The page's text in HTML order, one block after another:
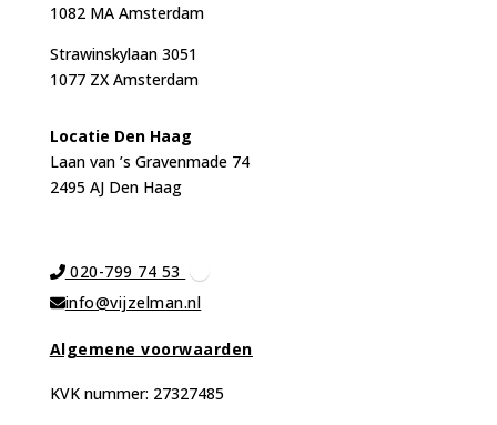
1082 MA Amsterdam
Strawinskylaan 3051
1077 ZX Amsterdam
Locatie Den Haag
Laan van ’s Gravenmade 74
2495 AJ Den Haag
020-799 74 53
info@vijzelman.nl
Algemene voorwaarden
KVK nummer: 27327485